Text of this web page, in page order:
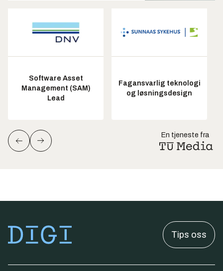
Software Asset
Management (SAM)
Lead
Fagansvarlig teknologi
og løsningsdesign
En tjeneste fra
Tips oss